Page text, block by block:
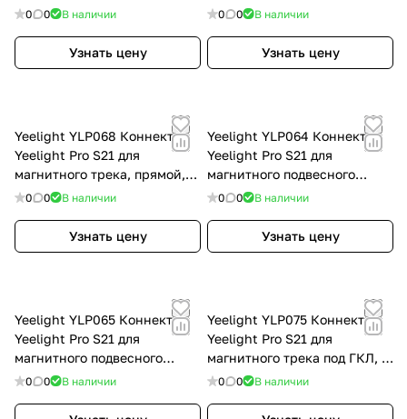
токопровоядщий, черный
0 0 В наличии
Узнать цену
токопроводящий, черный
0 0 В наличии
Узнать цену
Yeelight YLP068 Коннектор
Yeelight Pro S21 для
магнитного трека, прямой,
без токопровода, черный
0 0 В наличии
Узнать цену
Yeelight YLP064 Коннектор
Yeelight Pro S21 для
магнитного подвесного
трека, L-Тип,
токопроводящий, черный
YLP064
0 0 В наличии
Узнать цену
Yeelight YLP065 Коннектор
Yeelight Pro S21 для
магнитного подвесного
трека, Г-Тип, вертикальный,
0 0 В наличии
Yeelight YLP075 Коннектор
Yeelight Pro S21 для
магнитного трека под ГКЛ, L-
Тип, горизонтальный,
0 0 В наличии